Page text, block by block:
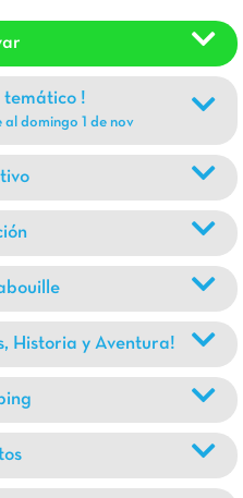
temático !
domingo 1 de nov
Historia y Aventura!